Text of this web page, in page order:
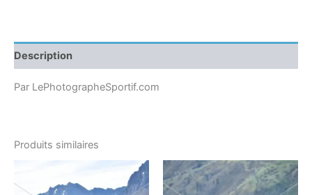
Description
Par LePhotographeSportif.com
Produits similaires